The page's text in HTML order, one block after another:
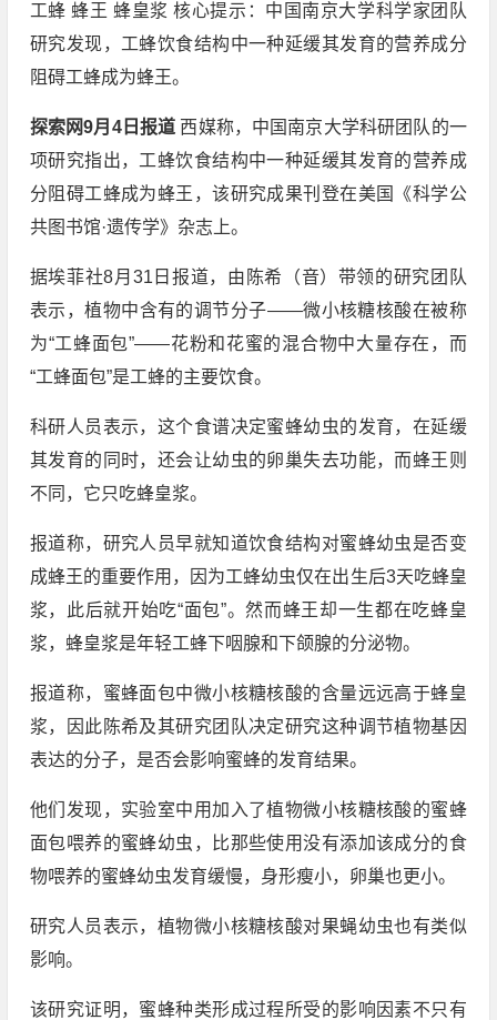
工蜂 蜂王 蜂皇浆 核心提示：中国南京大学科学家团队
研究发现，工蜂饮食结构中一种延缓其发育的营养成分
阻碍工蜂成为蜂王。
探索网9月4日报道 西媒称，中国南京大学科研团队的一
项研究指出，工蜂饮食结构中一种延缓其发育的营养成
分阻碍工蜂成为蜂王，该研究成果刊登在美国《科学公
共图书馆·遗传学》杂志上。
据埃菲社8月31日报道，由陈希（音）带领的研究团队
表示，植物中含有的调节分子——微小核糖核酸在被称
为“工蜂面包”——花粉和花蜜的混合物中大量存在，而
“工蜂面包”是工蜂的主要饮食。
科研人员表示，这个食谱决定蜜蜂幼虫的发育，在延缓
其发育的同时，还会让幼虫的卵巢失去功能，而蜂王则
不同，它只吃蜂皇浆。
报道称，研究人员早就知道饮食结构对蜜蜂幼虫是否变
成蜂王的重要作用，因为工蜂幼虫仅在出生后3天吃蜂皇
浆，此后就开始吃“面包”。然而蜂王却一生都在吃蜂皇
浆，蜂皇浆是年轻工蜂下咽腺和下颌腺的分泌物。
报道称，蜜蜂面包中微小核糖核酸的含量远远高于蜂皇
浆，因此陈希及其研究团队决定研究这种调节植物基因
表达的分子，是否会影响蜜蜂的发育结果。
他们发现，实验室中用加入了植物微小核糖核酸的蜜蜂
面包喂养的蜜蜂幼虫，比那些使用没有添加该成分的食
物喂养的蜜蜂幼虫发育缓慢，身形瘦小，卵巢也更小。
研究人员表示，植物微小核糖核酸对果蝇幼虫也有类似
影响。
该研究证明，蜜蜂种类形成过程所受的影响因素不只有